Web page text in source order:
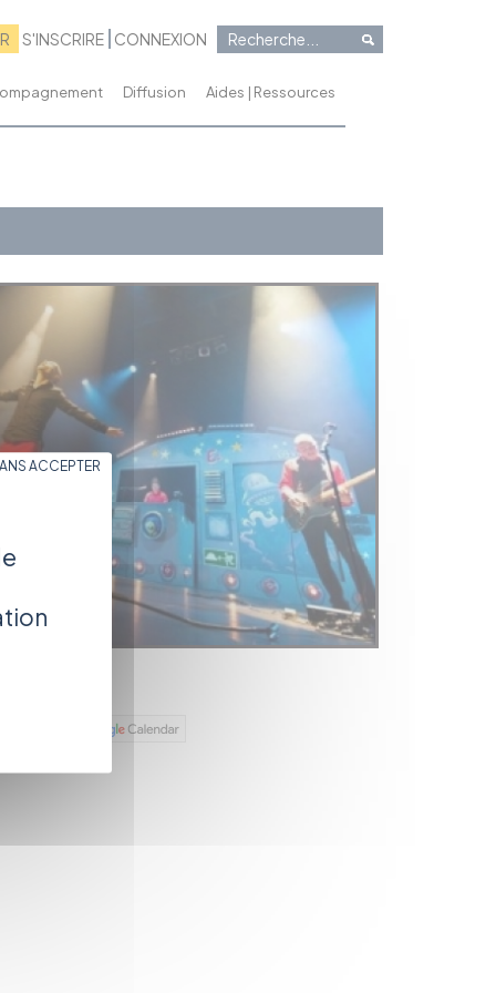
S'INSCRIRE CONNEXION
Diffusion Aides | Ressources
ACCEPTER